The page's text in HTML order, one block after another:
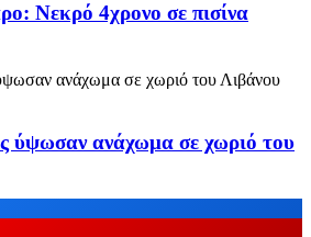
Νεκρό 4χρονο σε πισίνα
ύψωσαν ανάχωμα σε χωριό του